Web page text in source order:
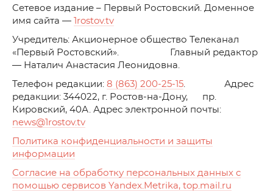
Cетевое издание – Первый Ростовский. Доменное
имя сайта — 1rostov.tv
Учредитель: Акционерное общество Телеканал
«Первый Ростовский». Главный редактор
— Наталич Анастасия Леонидовна.
Телефон редакции: 8 (863) 200-25-15 . Адрес
редакции: 344022, г. Ростов-на-Дону, пр.
Кировский, 40А. Адрес электронной почты:
news@1rostov.tv
Политика конфиденциальности и защиты
информации
Согласие на обработку персональных данных с
помощью сервисов Yandex.Metrika, top.mail.ru